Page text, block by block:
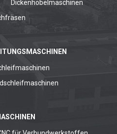
Dickenhobelmaschinen